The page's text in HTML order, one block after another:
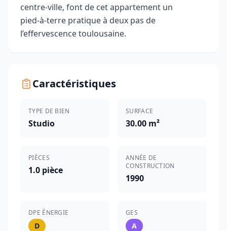
centre‑ville, font de cet appartement un
pied‑à‑terre pratique à deux pas de
l’effervescence toulousaine.
Caractéristiques
TYPE DE BIEN
Studio
SURFACE
30.00 m²
PIÈCES
1.0 pièce
ANNÉE DE
CONSTRUCTION
1990
DPE ÉNERGIE
D
GES
A